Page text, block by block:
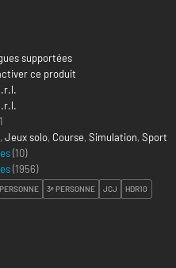
supportées
ce produit
, Jeux solo, Course, Simulation, Sport
(10)
(1956)
PERSONNE 3ᵉ PERSONNE JCJ HDR10